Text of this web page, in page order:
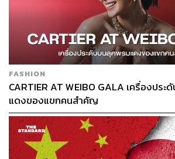
FASHION
CARTIER AT WEIBO GALA เครื่องปร
แดงของแขกคนสำคัญ